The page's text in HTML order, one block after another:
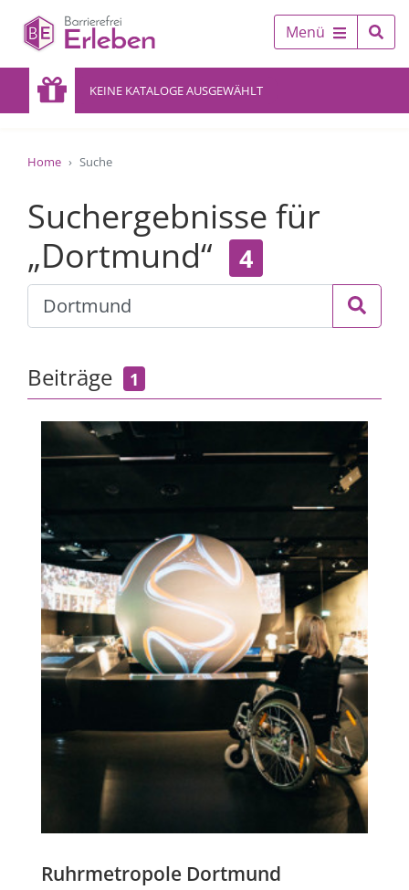
Menü
KEINE KATALOGE AUSGEWÄHLT
Home Suche
Suchergebnisse für
„Dortmund“
4
Beiträge 1
Ruhrmetropole Dortmund